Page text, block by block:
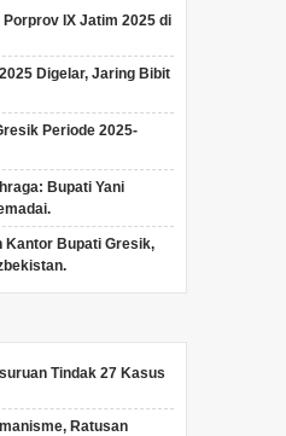
IX Jatim 2025 di
Digelar, Jaring Bibit
Periode 2025-
Bupati Yani
Kantor Bupati Gresik,
Tindak 27 Kasus
Ratusan